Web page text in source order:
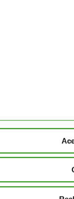
(RD1055/
en Almansa una
plásticos con una
25 millones de